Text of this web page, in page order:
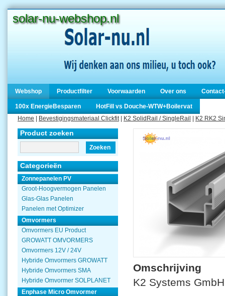
solar-nu-webshop.nl
Webshop Productfilter Voorwaarden Over ons
100x EnergieBesparen
HotFill vs Douche-WTW+Boilervat
Home
Bevestigingsmateriaal Clickfit| K2 SolidRail / SingleRail K2 RK2
Product zoeken
Zoeken
Categorieën
Zonnepanelen PV
Groot-Hoogvermogen Panelen
Glas-Glas Panelen
Panelen met Optimizer
Omvormers
Omvormers EU Product
GROWATT OMVORMERS
Omvormers 12V / 24V
Hybride Omvormers GROWATT
Hybride Omvormers SMA
Hybride Omvormer SOLPLANET
Enphase Micro Omvormer
Omschrijving
K2 Systems GmbH